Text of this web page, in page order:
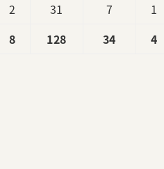
2 31 7 1
8 128 34 4